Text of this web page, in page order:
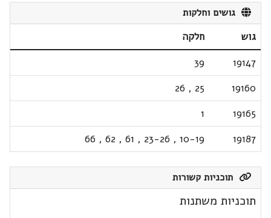
גושים וחלקות
גוש
חלקה
19147
39
19160
25
,
26
19165
1
19187
10-19
,
23-26
,
61
,
62
,
66
תוכניות קשורות
תוכניות משתנות